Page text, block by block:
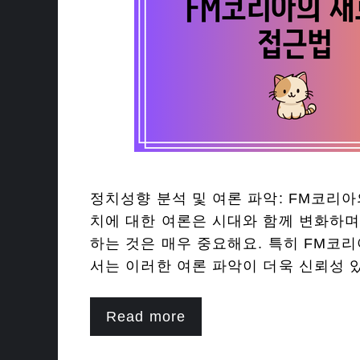
정치성향 분석 및 여론 파악: FM코리
치에 대한 여론은 시대와 함께 변화하
하는 것은 매우 중요해요. 특히 FM코
서는 이러한 여론 파악이 더욱 신뢰성
Read more